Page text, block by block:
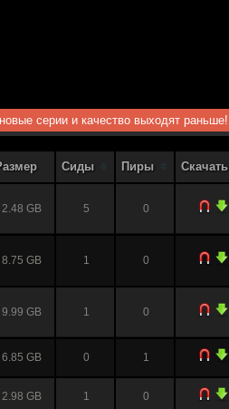
серии и качество выходят раньше!
Сиды Пиры Скачать
2.48 GB 5 0
8.75 GB 1 0
9.99 GB 1 0
6.85 GB 0 1
2.98 GB 1 0